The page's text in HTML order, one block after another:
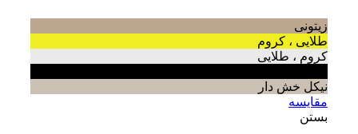
زیتونی
طلایی ، کروم
کروم ، طلایی
نیکل خش دار
مقایسه
بستن